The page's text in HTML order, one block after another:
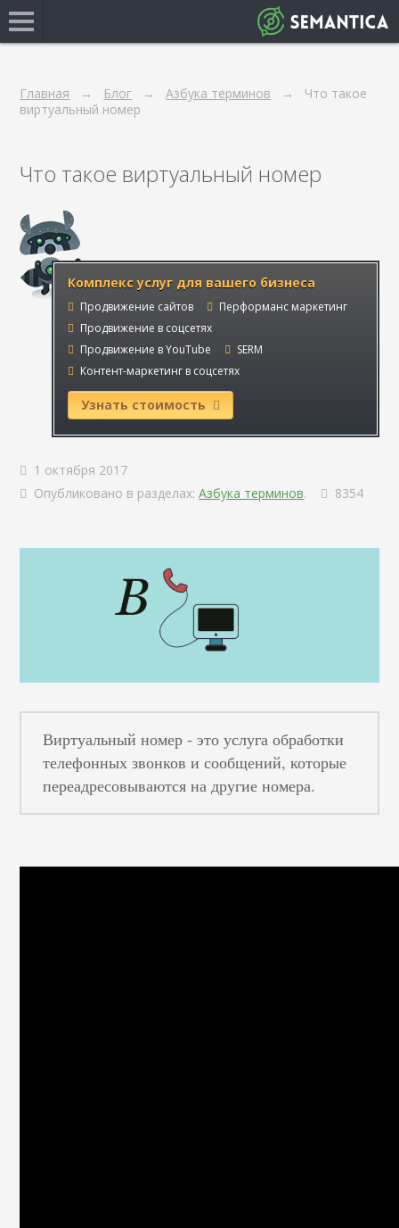
Главная Блог Азбука терминов
Что такое
виртуальный номер
Что такое виртуальный номер
Комплекс услуг для вашего бизнеса
Продвижение сайтов
Перформанс маркетинг
Продвижение в соцсетях
Продвижение в YouTube
SERM
Контент-маркетинг в соцсетях
Узнать стоимость
1 октября 2017
Опубликовано в разделах: Азбука терминов. 8354
Виртуальный номер - это услуга обработки
телефонных звонков и сообщений, которые
переадресовываются на другие номера.